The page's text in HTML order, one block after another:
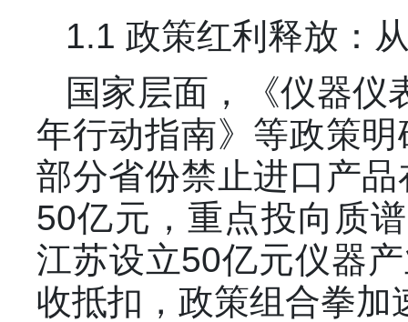
1.1 政策红利释放：
国家层面，《仪器仪
年行动指南》等政策
部分省份禁止进口产
50亿元，重点投向质
江苏设立50亿元仪器
收抵扣，政策组合拳加